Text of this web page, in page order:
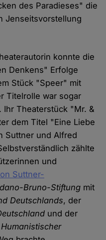
des Paradieses" die
Jenseitsvorstellung
konnte die
Denkens" Erfolge
Stück "Speer" mit
Titelrolle war sogar
Ihr Theaterstück "Mr. &
dem Titel "Eine Liebe
Suttner und Alfred
zählte
und
Suttner-
Bruno-Stiftung mit
Deutschlands, der
und der